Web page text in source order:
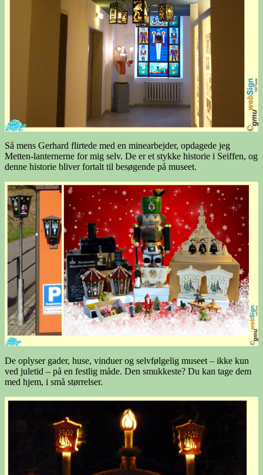
Så mens Gerhard flirtede med en minearbejder, opdagede jeg
Metten-lanternerne for mig selv. De er et stykke historie i Seiffen, og
denne historie bliver fortalt til besøgende på museet.
De oplyser gader, huse, vinduer og selvfølgelig museet – ikke kun
ved juletid – på en festlig måde. Den smukkeste? Du kan tage dem
med hjem, i små størrelser.